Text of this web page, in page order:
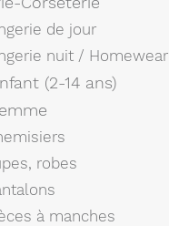
de jour
nuit / Homewear
(2-14 ans)
robes
à manches